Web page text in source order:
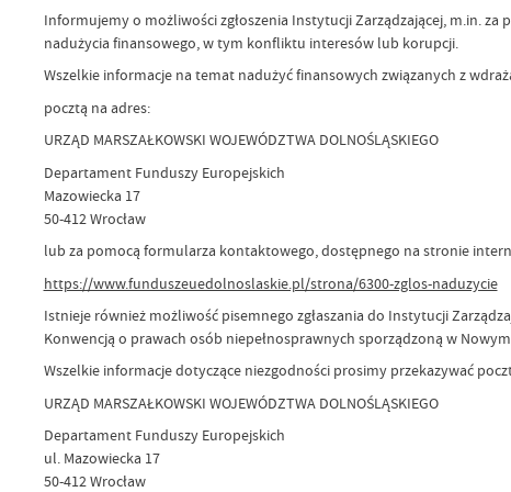
Informujemy o możliwości zgłoszenia Instytucji Zarządzającej, m.in.
nadużycia finansowego, w tym konfliktu interesów lub korupcji.
Wszelkie informacje na temat nadużyć finansowych związanych z
pocztą na adres:
URZĄD MARSZAŁKOWSKI WOJEWÓDZTWA DOLNOŚLĄSKIEGO
Departament Funduszy Europejskich
Mazowiecka 17
50-412 Wrocław
lub za pomocą formularza kontaktowego, dostępnego na stronie
https://www.funduszeuedolnoslaskie.pl/strona/6300-zglos-naduzycie
Istnieje również możliwość pisemnego zgłaszania do Instytucji
Konwencją o prawach osób niepełnosprawnych sporządzoną w
Wszelkie informacje dotyczące niezgodności prosimy przekazywać
URZĄD MARSZAŁKOWSKI WOJEWÓDZTWA DOLNOŚLĄSKIEGO
Departament Funduszy Europejskich
ul. Mazowiecka 17
50-412 Wrocław